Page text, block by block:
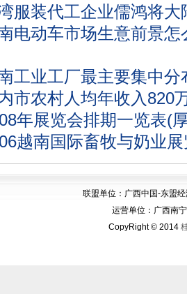
服装代工企业儒鸿将
电动车市场生意前景怎
工业工厂最主要集中分
市农村人均年收入820
年展览会排期一览表(
越南国际畜牧与奶业
联盟单位：广西中国-东盟
运营单位：广西南
CopyRight © 2014